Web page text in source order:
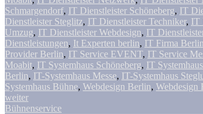
Schmargendorf, IT Dienstleister Schöneberg, IT
Dienstleister Steglitz, IT Dienstleister Techniker, IT
Umzug, IT Dienstleister Webdesign, IT
Dienstleistungen, It Experten berlin, IT Firma Berlin
Provider Berlin, IT Service EVENT, IT Service
Moabit, IT Systemhaus Schöneberg, IT
Berlin, IT-Systemhaus Messe, IT-Systemhaus
Systemhaus Bühne, Webdesign Berlin, Webdesign
weiter
Bühnenservice